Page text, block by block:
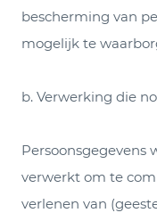
bescherming van
mogelijk te
b. Verwerking die
Persoonsgegevens
verwerkt om te
verlenen van